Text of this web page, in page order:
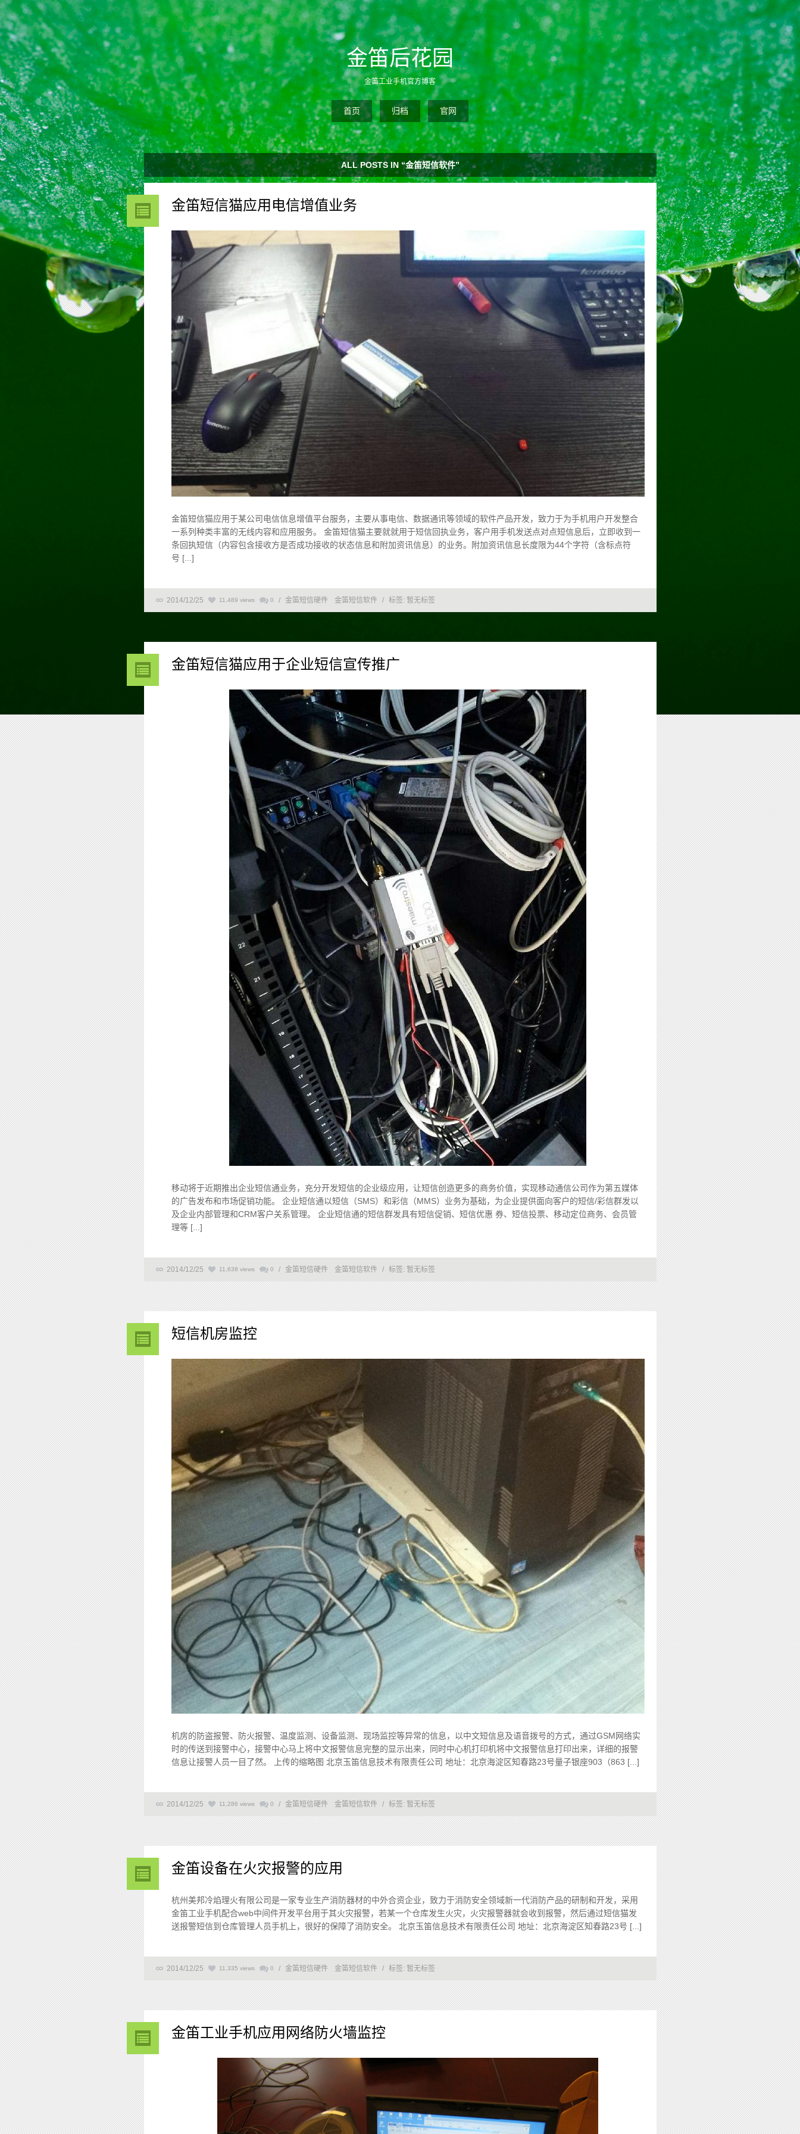
金笛后花园
金笛工业手机官方博客
首页 归档 官网
ALL POSTS IN “金笛短信软件”
金笛短信猫应用电信增值业务
金笛短信猫应用于某公司电信信息增值平台服务，主要从事电信、数据通讯等领域的软件产品开发，致力于为手机用户开发整合
一系列种类丰富的无线内容和应用服务。 金笛短信猫主要就就用于短信回执业务，客户用手机发送点对点短信息后，立即收到一
条回执短信（内容包含接收方是否成功接收的状态信息和附加资讯信息）的业务。附加资讯信息长度限为44个字符（含标点符
号 [...]
2014/12/25 11,489 views 0 / 金笛短信硬件 金笛短信软件 / 标签: 暂无标签
金笛短信猫应用于企业短信宣传推广
移动将于近期推出企业短信通业务，充分开发短信的企业级应用，让短信创造更多的商务价值，实现移动通信公司作为第五媒体
的广告发布和市场促销功能。 企业短信通以短信（SMS）和彩信（MMS）业务为基础，为企业提供面向客户的短信/彩信群发以
及企业内部管理和CRM客户关系管理。 企业短信通的短信群发具有短信促销、短信优惠 券、短信投票、移动定位商务、会员管
理等 [...]
2014/12/25 11,638 views 0 / 金笛短信硬件 金笛短信软件 / 标签: 暂无标签
短信机房监控
机房的防盗报警、防火报警、温度监测、设备监测、现场监控等异常的信息，以中文短信息及语音拨号的方式，通过GSM网络实
时的传送到接警中心，接警中心马上将中文报警信息完整的显示出来，同时中心机打印机将中文报警信息打印出来，详细的报警
信息让接警人员一目了然。 上传的缩略图 北京玉笛信息技术有限责任公司 地址：北京海淀区知春路23号量子银座903（863 [...]
2014/12/25 11,286 views 0 / 金笛短信硬件 金笛短信软件 / 标签: 暂无标签
金笛设备在火灾报警的应用
杭州美邦冷焰理火有限公司是一家专业生产消防器材的中外合资企业，致力于消防安全领域新一代消防产品的研制和开发，采用
金笛工业手机配合web中间件开发平台用于其火灾报警，若某一个仓库发生火灾，火灾报警器就会收到报警，然后通过短信猫发
送报警短信到仓库管理人员手机上，很好的保障了消防安全。 北京玉笛信息技术有限责任公司 地址：北京海淀区知春路23号 [...]
2014/12/25 11,335 views 0 / 金笛短信硬件 金笛短信软件 / 标签: 暂无标签
金笛工业手机应用网络防火墙监控